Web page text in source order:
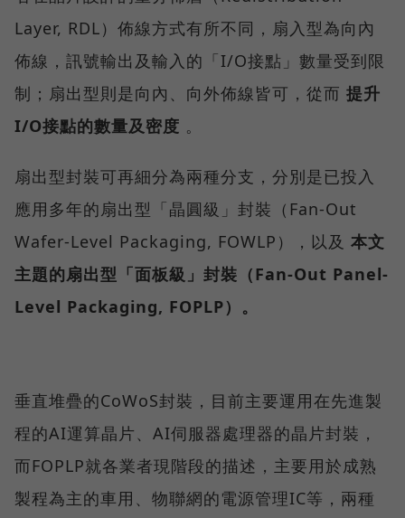
Layer, RDL）佈線方式有所不同，扇入型為向內
佈線，訊號輸出及輸入的「I/O接點」數量受到限
制；扇出型則是向內、向外佈線皆可，從而 提升
I/O接點的數量及密度 。
扇出型封裝可再細分為兩種分支，分別是已投入
應用多年的扇出型「晶圓級」封裝（Fan-Out
Wafer-Level Packaging, FOWLP），以及 本文
主題的扇出型「面板級」封裝（Fan-Out Panel-
Level Packaging, FOPLP）。
垂直堆疊的CoWoS封裝，目前主要運用在先進製
程的AI運算晶片、AI伺服器處理器的晶片封裝，
而FOPLP就各業者現階段的描述，主要用於成熟
製程為主的車用、物聯網的電源管理IC等，兩種